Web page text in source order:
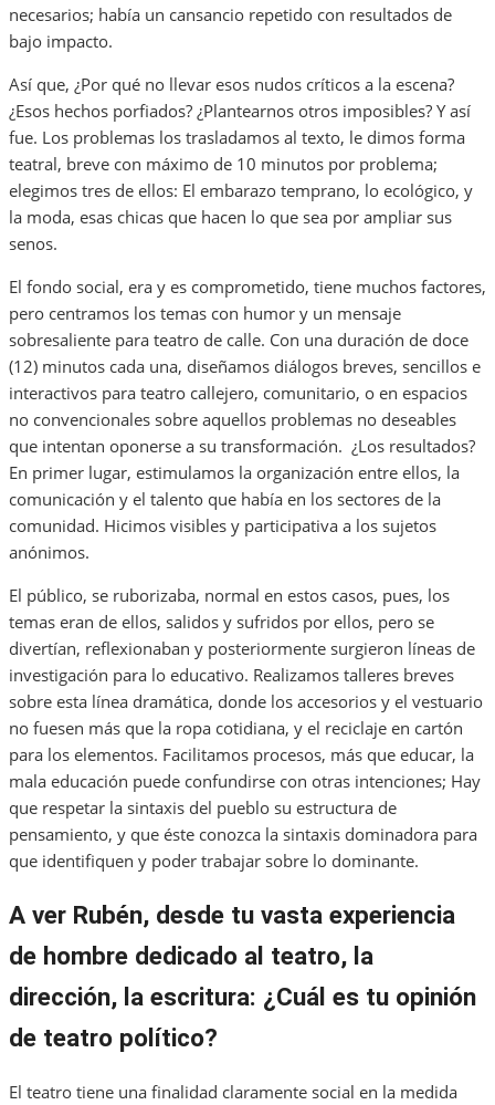
necesarios; había un cansancio repetido con resultados de
bajo impacto.
Así que, ¿Por qué no llevar esos nudos críticos a la escena?
¿Esos hechos porfiados? ¿Plantearnos otros imposibles? Y así
fue. Los problemas los trasladamos al texto, le dimos forma
teatral, breve con máximo de 10 minutos por problema;
elegimos tres de ellos: El embarazo temprano, lo ecológico, y
la moda, esas chicas que hacen lo que sea por ampliar sus
senos.
El fondo social, era y es comprometido, tiene muchos factores,
pero centramos los temas con humor y un mensaje
sobresaliente para teatro de calle. Con una duración de doce
(12) minutos cada una, diseñamos diálogos breves, sencillos e
interactivos para teatro callejero, comunitario, o en espacios
no convencionales sobre aquellos problemas no deseables
que intentan oponerse a su transformación. ¿Los resultados?
En primer lugar, estimulamos la organización entre ellos, la
comunicación y el talento que había en los sectores de la
comunidad. Hicimos visibles y participativa a los sujetos
anónimos.
El público, se ruborizaba, normal en estos casos, pues, los
temas eran de ellos, salidos y sufridos por ellos, pero se
divertían, reflexionaban y posteriormente surgieron líneas de
investigación para lo educativo. Realizamos talleres breves
sobre esta línea dramática, donde los accesorios y el vestuario
no fuesen más que la ropa cotidiana, y el reciclaje en cartón
para los elementos. Facilitamos procesos, más que educar, la
mala educación puede confundirse con otras intenciones; Hay
que respetar la sintaxis del pueblo su estructura de
pensamiento, y que éste conozca la sintaxis dominadora para
que identifiquen y poder trabajar sobre lo dominante.
A ver Rubén, desde tu vasta experiencia
de hombre dedicado al teatro, la
dirección, la escritura: ¿Cuál es tu opinión
de teatro político?
El teatro tiene una finalidad claramente social en la medida